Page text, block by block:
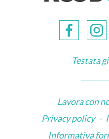
Testata
Lavora con
Privacy policy -
Informativa